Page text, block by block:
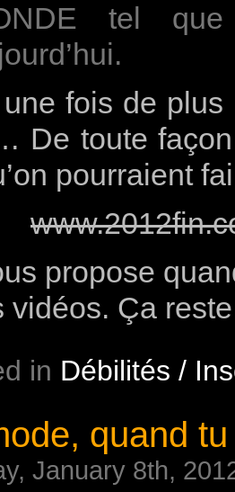
tel
une fois de
De toute
pourraient
propose
vidéos. Ça
in Débilités /
quand
January 8th,